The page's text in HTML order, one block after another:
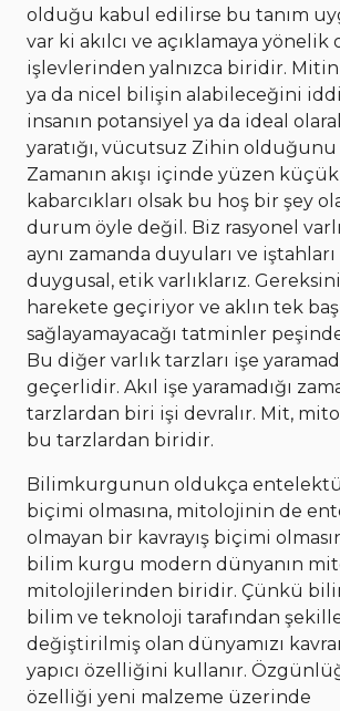
olduğu kabul edilirse bu tanım
var ki akılcı ve açıklamaya
işlevlerinden yalnızca biridir.
ya da nicel bilişin alabileceğini
insanın potansiyel ya da ideal
yaratığı, vücutsuz Zihin
Zamanın akışı içinde yüzen küçük
kabarcıkları olsak bu hoş bir şey
durum öyle değil. Biz rasyonel
aynı zamanda duyuları ve iştahları
duygusal, etik varlıklarız.
harekete geçiriyor ve aklın tek
sağlayamayacağı tatminler
Bu diğer varlık tarzları işe
geçerlidir. Akıl işe yaramadığı
tarzlardan biri işi devralır. Mit,
bu tarzlardan biridir.
Bilimkurgunun oldukça
biçimi olmasına, mitolojinin de
olmayan bir kavrayış biçimi
bilim kurgu modern dünyanın
mitolojilerinden biridir. Çünkü
bilim ve teknoloji tarafından
değiştirilmiş olan dünyamızı
yapıcı özelliğini kullanır.
özelliği yeni malzeme üzerinde